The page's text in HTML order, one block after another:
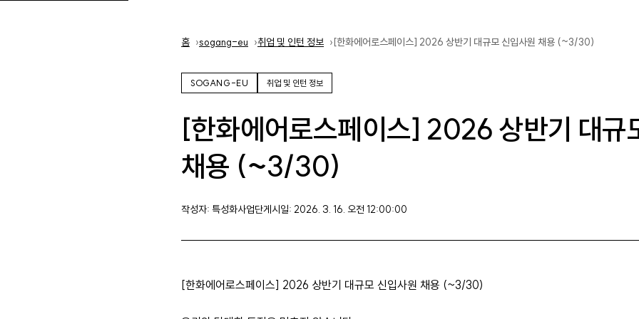
홈 sogang-eu 취업 및 인턴 정보 [한화에어로스페이스] 2026 상반기 대규모 신입사원 채용 (~3/30)
SOGANG-EU 취업 및 인턴 정보
[한화에어로스페이스] 2026 상반기 대규
채용 (~3/30)
작성자: 특성화사업단게시일: 2026. 3. 16. 오전 12:00:00
[한화에어로스페이스] 2026 상반기 대규모 신입사원 채용 (~3/30)